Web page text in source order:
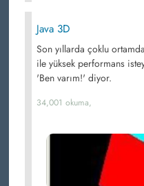
Java 3D
Son yıllarda çoklu
ile yüksek performans
'Ben varım!' diyor.
34,001 okuma,